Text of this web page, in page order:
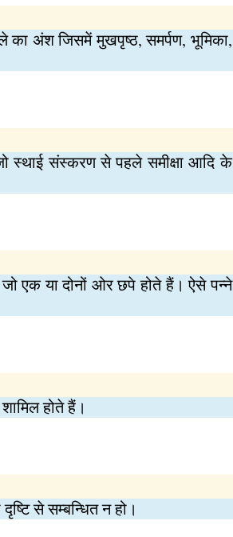
का अंश जिसमें मुखपृष्ठ, समर्पण, भूमिका,
स्थाई संस्करण से पहले समीक्षा आदि के
एक या दोनों ओर छपे होते हैं। ऐसे पन्ने
होते हैं।
से सम्बन्धित न हो।